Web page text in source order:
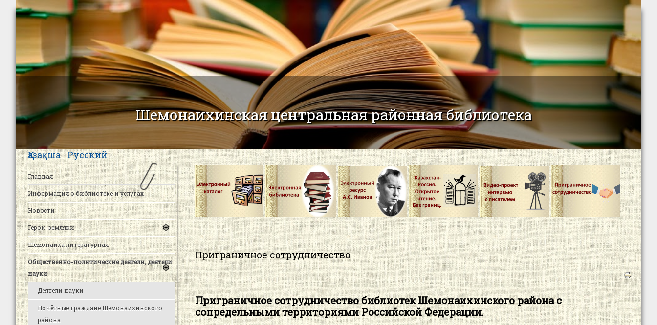
Шемонаихинская центральная районная библиотека
Қазақша Русский
Главная
Информация о библиотеке и услугах
Новости
Герои-земляки
Шемонаиха литературная
Общественно-политические деятели, деятели
науки
Деятели науки
Почётные граждане Шемонаихинского
района
Приграничное сотрудничество
Приграничное сотрудничество библиотек Шемонаихинского района с
сопредельными территориями Российской Федерации.